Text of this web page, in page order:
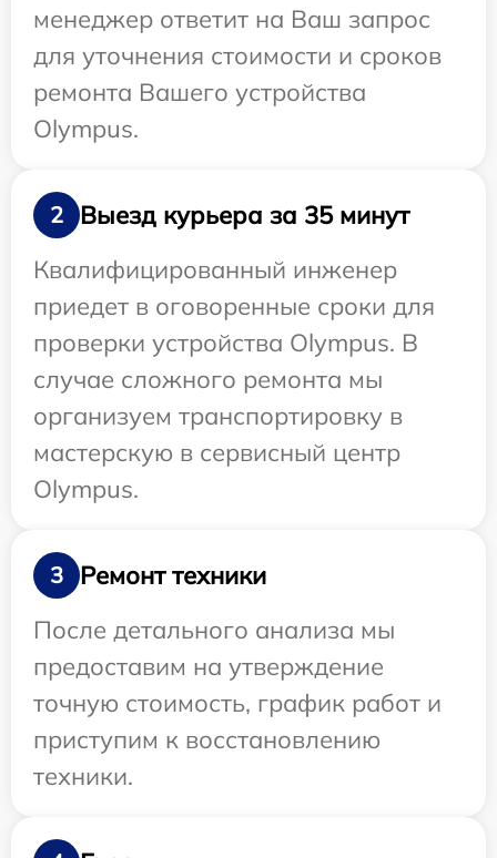
менеджер ответит на Ваш запрос
для уточнения стоимости и сроков
ремонта Вашего устройства
Olympus.
2
Выезд курьера за 35 минут
Квалифицированный инженер
приедет в оговоренные сроки для
проверки устройства Olympus. В
случае сложного ремонта мы
организуем транспортировку в
мастерскую в сервисный центр
Olympus.
3
Ремонт техники
После детального анализа мы
предоставим на утверждение
точную стоимость, график работ и
приступим к восстановлению
техники.